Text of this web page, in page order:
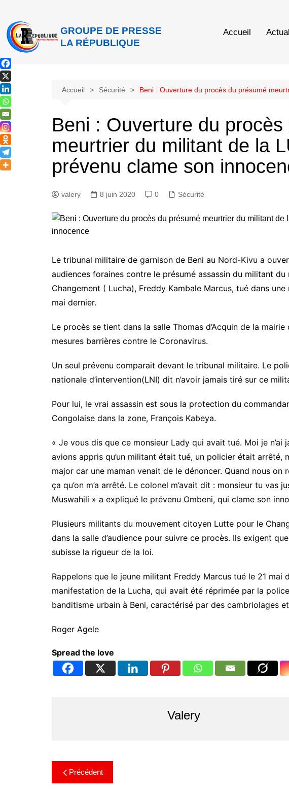
GROUPE DE PRESSE
LA RÉPUBLIQUE
Accueil
Accueil Sécurité Beni : Ouverture du procès du présumé
Beni : Ouverture du
meurtrier du militant de la
prévenu clame son
valery 8 juin 2020 0 Sécurité
Le tribunal militaire de garnison de Beni au Nord-Kivu a
audiences foraines contre le présumé assassin du militant
Changement ( Lucha), Freddy Kambale Marcus, tué dans
mai dernier.
Le procès se tient dans la salle Thomas d’Acquin de la
mesures barrières contre le Coronavirus.
Un seul prévenu comparait devant le tribunal militaire. Le
nationale d’intervention(LNI) dit n’avoir jamais tiré sur ce
Pour lui, le vrai assassin est sous la protection du
Congolaise dans la zone, François Kabeya.
« Je vous dis que ce monsieur Lady qui avait tué. Moi je n’ai
avions appris qu’un militant était tué, un policier était arrêté,
major car une maman venait de le dénoncer. Quand nous on
ça qu’on m’a arrêté. Le colonel m’avait dit : monsieur tu vas
Muswahili » a expliqué le prévenu Ombeni, qui clame son
Plusieurs militants du mouvement citoyen Lutte pour le
dans la salle d’audience pour suivre ce procès. Ils exigent
subisse la rigueur de la loi.
Rappelons que le jeune militant Freddy Marcus tué le 21 mai
manifestation de la Lucha, qui avait été réprimée par la
banditisme urbain à Beni, caractérisé par des cambriolages
Roger Agele
Spread the love
Valery
Précédent